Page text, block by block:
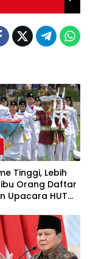
Tinggi, Lebih
Orang Daftar
Upacara HUT